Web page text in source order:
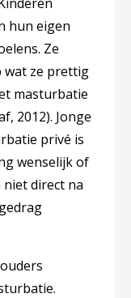
hun eigen
Ze
wat ze prettig
masturbatie
2012). Jonge
privé is
wenselijk of
niet direct na